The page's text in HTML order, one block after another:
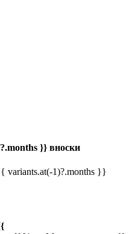
}} вноски
variants.at(-1)?.months }}